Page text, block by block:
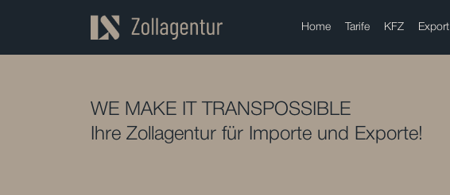
Home Tarife KFZ Export
WE MAKE IT TRANSPOSSIBLE
Ihre Zollagentur für Importe und Exporte!